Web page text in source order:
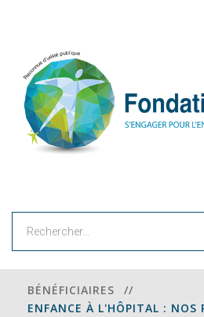
BÉNÉFICIAIRES
//
ENFANCE À L'HÔPITAL : NOS